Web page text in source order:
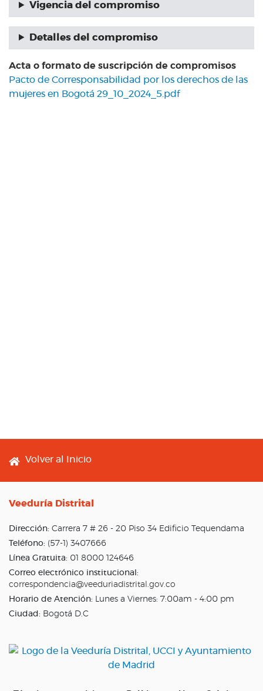
Vigencia del compromiso
Detalles del compromiso
Acta o formato de suscripción de compromisos
Pacto de Corresponsabilidad por los derechos de las
mujeres en Bogotá 29_10_2024_5.pdf
Footer menu
Volver al Inicio
Veeduría Distrital
Dirección: Carrera 7 # 26 - 20 Piso 34 Edificio Tequendama
Teléfono: (57-1) 3407666
Línea Gratuita: 01 8000 124646
Correo electrónico institucional:
correspondencia@veeduriadistrital.gov.co
Horario de Atención: Lunes a Viernes: 7:00am - 4:00 pm
Ciudad: Bogotá D.C